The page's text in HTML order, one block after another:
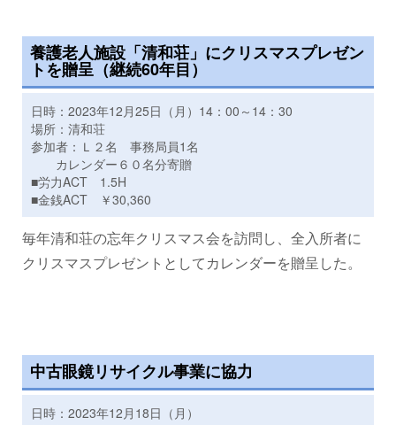
養護老人施設「清和荘」にクリスマスプレゼン
トを贈呈（継続60年目）
日時：2023年12月25日（月）14：00～14：30
場所：清和荘
参加者：Ｌ２名 事務局員1名
カレンダー６０名分寄贈
■労力ACT 1.5H
■金銭ACT ￥30,360
毎年清和荘の忘年クリスマス会を訪問し、全入所者に
クリスマスプレゼントとしてカレンダーを贈呈した。
中古眼鏡リサイクル事業に協力
日時：2023年12月18日（月）